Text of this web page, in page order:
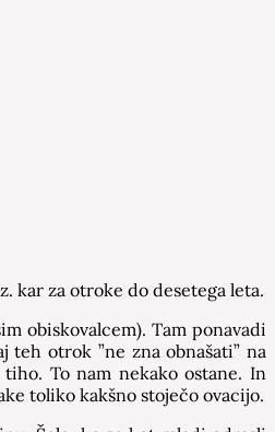
kar za otroke do desetega leta.
obiskovalcem). Tam ponavadi
otrok ”ne zna obnašati” na
To nam nekako ostane. In
toliko kakšno stoječo ovacijo.